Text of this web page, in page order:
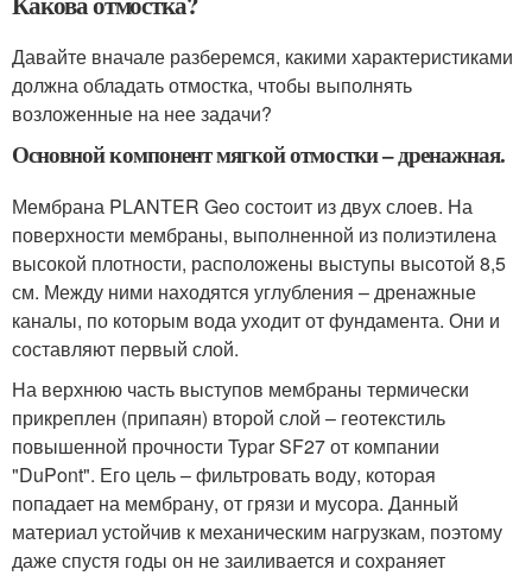
Давайте вначале разберемся, какими характеристиками
должна обладать отмостка, чтобы выполнять
возложенные на нее задачи?
Основной компонент мягкой отмостки – дренажная.
Мембрана PLANTER Geo состоит из двух слоев. На
поверхности мембраны, выполненной из полиэтилена
высокой плотности, расположены выступы высотой 8,5
см. Между ними находятся углубления – дренажные
каналы, по которым вода уходит от фундамента. Они и
составляют первый слой.
На верхнюю часть выступов мембраны термически
прикреплен (припаян) второй слой – геотекстиль
повышенной прочности Typar SF27 от компании
"DuPont". Его цель – фильтровать воду, которая
попадает на мембрану, от грязи и мусора. Данный
материал устойчив к механическим нагрузкам, поэтому
даже спустя годы он не заиливается и сохраняет